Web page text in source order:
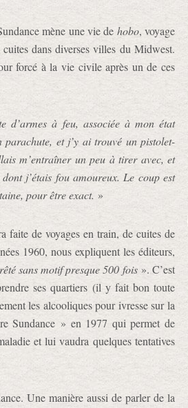
mène une vie de hobo, voyage
dans diverses villes du Midwest.
forcé à la vie civile après un de ces
d’armes à feu, associée à mon état
et j’y ai trouvé un pistolet-
m’entraîner un peu à tirer avec, et
j’étais fou amoureux. Le coup est
pour être exact. »
faite de voyages en train, de cuites de
1960, nous expliquent les éditeurs,
sans motif presque 500 fois». C’est
ses quartiers (il y fait bon toute
les alcooliques pour ivresse sur la
Sundance » en 1977 qui permet de
et lui vaudra quelques tentatives
Une manière aussi de parler de la